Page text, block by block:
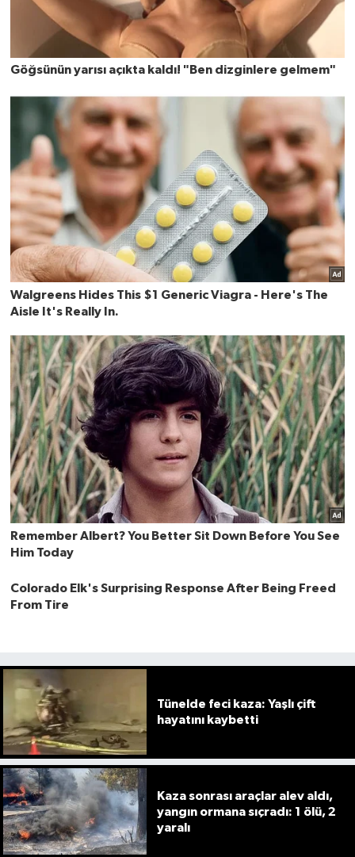
Tünelde feci kaza: Yaşlı çift
hayatını kaybetti
Kaza sonrası araçlar alev aldı,
yangın ormana sıçradı: 1 ölü, 2
yaralı